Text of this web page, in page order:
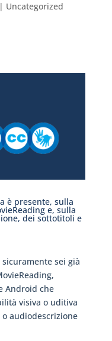
Uncategorized
è presente, sulla
e, sulla
dei sottotitoli e
sei già
Android che
visiva o uditiva
audiodescrizione